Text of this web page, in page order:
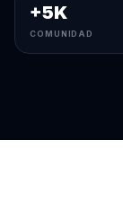
+5K
COMUNIDAD